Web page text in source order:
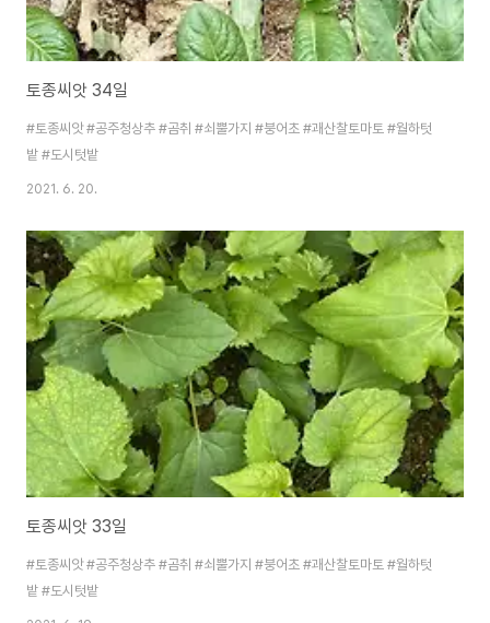
토종씨앗 34일
#토종씨앗 #공주청상추 #곰취 #쇠뿔가지 #붕어초 #괘산찰토마토 #월하텃
밭 #도시텃밭
2021. 6. 20.
토종씨앗 33일
#토종씨앗 #공주청상추 #곰취 #쇠뿔가지 #붕어초 #괘산찰토마토 #월하텃
밭 #도시텃밭